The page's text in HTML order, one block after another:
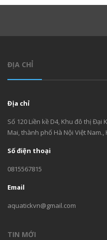
ĐỊA CHỈ
Địa chỉ
Số 120 Liền kề D4, Khu đô thị Đại
Mai, thành phố Hà Nội Việt Nam.,
Số điện thoại
0815567815
Email
aquatickvn@gmail.com
TIN MỚI